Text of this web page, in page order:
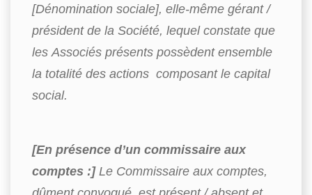
[Dénomination sociale], elle-même gérant /
président de la Société, lequel constate que
les Associés présents possèdent ensemble
la totalité des actions composant le capital
social.
[En présence d’un commissaire aux
comptes :] Le Commissaire aux comptes,